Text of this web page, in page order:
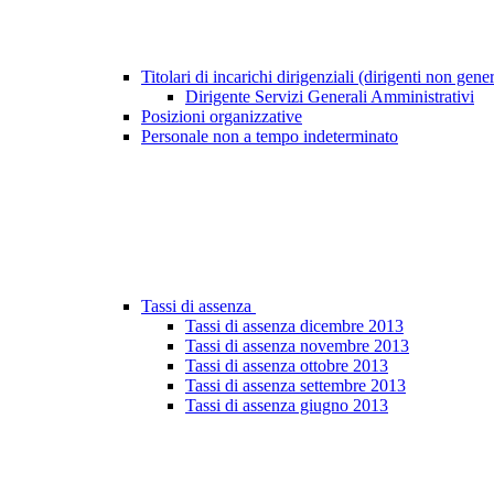
Titolari di incarichi dirigenziali (dirigenti non
Dirigente Servizi Generali Amministrativi
Posizioni organizzative
Personale non a tempo indeterminato
Tassi di assenza
Tassi di assenza dicembre 2013
Tassi di assenza novembre 2013
Tassi di assenza ottobre 2013
Tassi di assenza settembre 2013
Tassi di assenza giugno 2013